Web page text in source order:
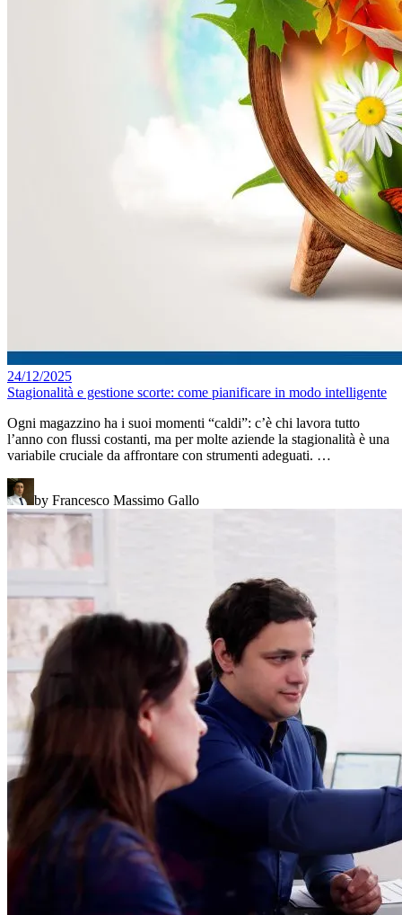
24/12/2025
Stagionalità e gestione scorte: come pianificare in modo intelligente
Ogni magazzino ha i suoi momenti “caldi”: c’è chi lavora tutto
l’anno con flussi costanti, ma per molte aziende la stagionalità è una
variabile cruciale da affrontare con strumenti adeguati. …
by Francesco Massimo Gallo